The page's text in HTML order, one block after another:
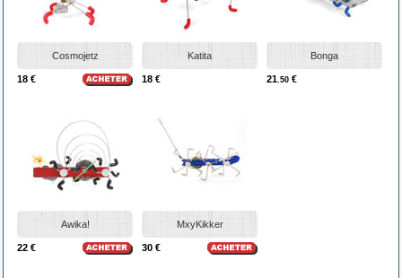
Cosmojetz
18 €
Katita
18 €
Bonga
21 .50 €
Awika!
22 €
MxyKikker
30 €